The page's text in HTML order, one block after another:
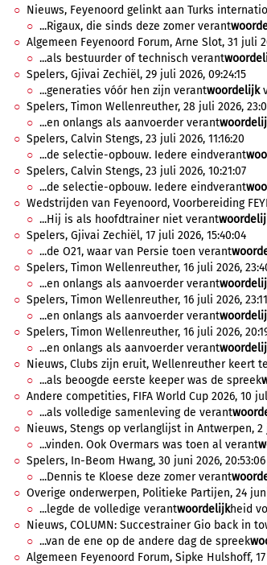
Nieuws, Feyenoord gelinkt aan Turks
...Rigaux, die sinds deze zomer verant
Algemeen Feyenoord Forum, Arne Slot, 31 juli
...als bestuurder of technisch verant
Spelers, Gjivai Zechiël, 29 juli 2026, 09:24:15
...generaties vóór hen zijn verantwoordelijk
Spelers, Timon Wellenreuther, 28 juli 2026,
...en onlangs als aanvoerder verant
Spelers, Calvin Stengs, 23 juli 2026, 11:16:20
...de selectie-opbouw. Iedere eindverant
Spelers, Calvin Stengs, 23 juli 2026, 10:21:07
...de selectie-opbouw. Iedere eindverant
Wedstrijden van Feyenoord, Voorbereiding
...Hij is als hoofdtrainer niet verant
Spelers, Gjivai Zechiël, 17 juli 2026, 15:40:04
...de O21, waar van Persie toen verant
Spelers, Timon Wellenreuther, 16 juli 2026,
...en onlangs als aanvoerder verant
Spelers, Timon Wellenreuther, 16 juli 2026,
...en onlangs als aanvoerder verant
Spelers, Timon Wellenreuther, 16 juli 2026,
...en onlangs als aanvoerder verant
Nieuws, Clubs zijn eruit, Wellenreuther keert
...als beoogde eerste keeper was de spreek
Andere competities, FIFA World Cup 2026, 10
...als volledige samenleving de verant
Nieuws, Stengs op verlanglijst in Antwerpen, 2
...vinden. Ook Overmars was toen al verant
Spelers, In-Beom Hwang, 30 juni 2026, 20:53:06
...Dennis te Kloese deze zomer verant
Overige onderwerpen, Politieke Partijen, 24 juni
...legde de volledige verantwoordelijkheid
Nieuws, COLUMN: Succestrainer Gio back in
...van de ene op de andere dag de spreek
Algemeen Feyenoord Forum, Sipke Hulshoff, 17